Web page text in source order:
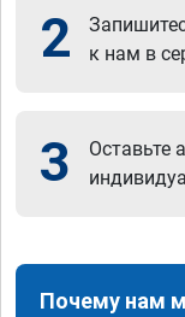
2
к нам в
3
Оставьте
Почему нам